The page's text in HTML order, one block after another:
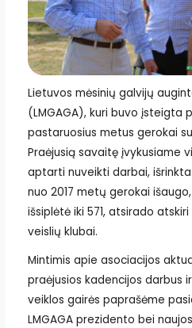
Lietuvos mėsinių galvijų
(LMGAGA), kuri buvo įsteigta
pastaruosius metus gerokai
Praėjusią savaitę įvykusiame
aptarti nuveikti darbai,
nuo 2017 metų gerokai
išsiplėtė iki 571, atsirado
veislių klubai.
Mintimis apie asociacijos
praėjusios kadencijos darbus
veiklos gairės paprašėme
LMGAGA prezidento bei